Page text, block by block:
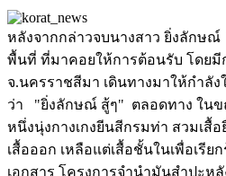
หลังจากกล่าวจบนางสาว ยิ่งลักษ
พื้นที่ ที่มาคอยให้การต้อนรับ โดยมี
จ.นครราชสีมา เดินทางมาให้กำลัง
ว่า "ยิ่งลักษณ์ สู้ๆ" ตลอดทาง ใน
หนึ่งนุ่งกางเกงยีนสีกรมท่า สวมเสื้
เสื้อออก เหลือแต่เสื้อชั้นในเพื่อเรี
เอกสาร โครงการจำนำมันสำปะห